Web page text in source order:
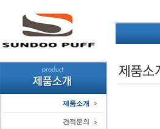
제품소개
견적문의